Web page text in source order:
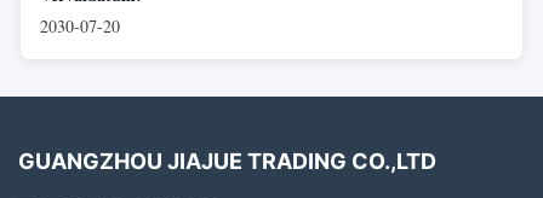
2030-07-20
GUANGZHOU JIAJUE TRADING CO.,LTD